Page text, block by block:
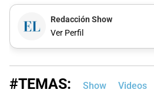
Redacción Show
Ver Perfil
#TEMAS: Show Videos